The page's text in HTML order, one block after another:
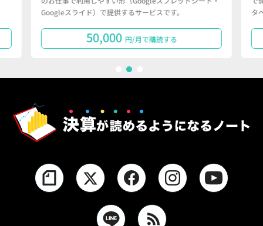
Googleスライド）で提供するサービスです。
50,000 円/月で購読する
タ